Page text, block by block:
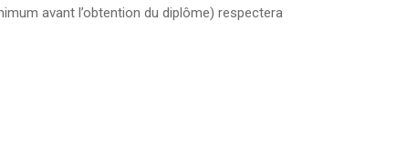
avant l’obtention du diplôme) respectera